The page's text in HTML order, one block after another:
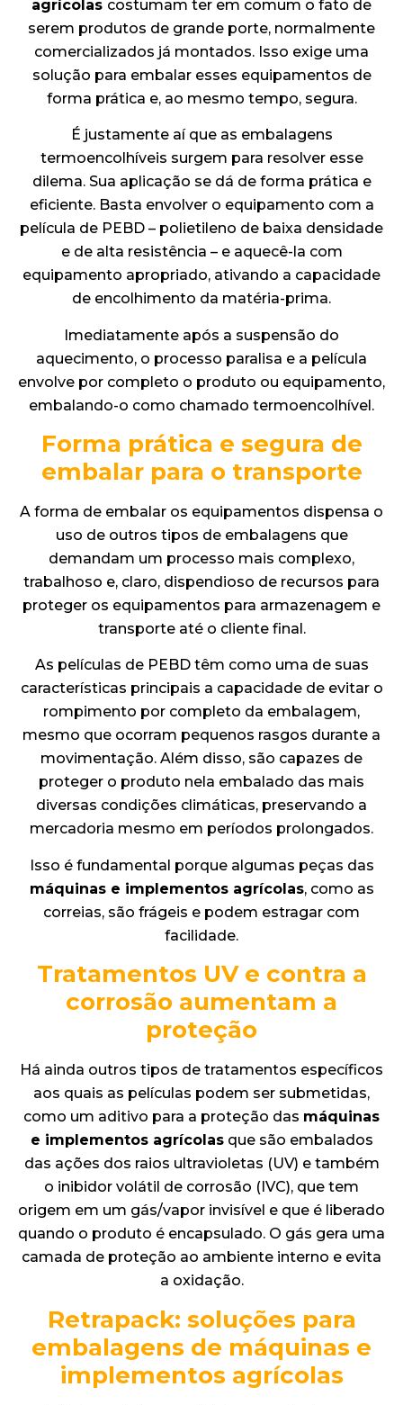
agrícolas costumam ter em comum o fato de
serem produtos de grande porte, normalmente
comercializados já montados. Isso exige uma
solução para embalar esses equipamentos de
forma prática e, ao mesmo tempo, segura.
É justamente aí que as embalagens
termoencolhíveis surgem para resolver esse
dilema. Sua aplicação se dá de forma prática e
eficiente. Basta envolver o equipamento com a
película de PEBD – polietileno de baixa densidade
e de alta resistência – e aquecê-la com
equipamento apropriado, ativando a capacidade
de encolhimento da matéria-prima.
Imediatamente após a suspensão do
aquecimento, o processo paralisa e a película
envolve por completo o produto ou equipamento,
embalando-o como chamado termoencolhível.
Forma prática e segura de
embalar para o transporte
A forma de embalar os equipamentos dispensa o
uso de outros tipos de embalagens que
demandam um processo mais complexo,
trabalhoso e, claro, dispendioso de recursos para
proteger os equipamentos para armazenagem e
transporte até o cliente final.
As películas de PEBD têm como uma de suas
características principais a capacidade de evitar o
rompimento por completo da embalagem,
mesmo que ocorram pequenos rasgos durante a
movimentação. Além disso, são capazes de
proteger o produto nela embalado das mais
diversas condições climáticas, preservando a
mercadoria mesmo em períodos prolongados.
Isso é fundamental porque algumas peças das
máquinas e implementos agrícolas, como as
correias, são frágeis e podem estragar com
facilidade.
Tratamentos UV e contra a
corrosão aumentam a
proteção
Há ainda outros tipos de tratamentos específicos
aos quais as películas podem ser submetidas,
como um aditivo para a proteção das máquinas
e implementos agrícolasque são embalados
das ações dos raios ultravioletas (UV) e também
o inibidor volátil de corrosão (IVC), que tem
origem em um gás/vapor invisível e que é liberado
quando o produto é encapsulado. O gás gera uma
camada de proteção ao ambiente interno e evita
a oxidação.
Retrapack: soluções para
embalagens de máquinas e
implementos agrícolas